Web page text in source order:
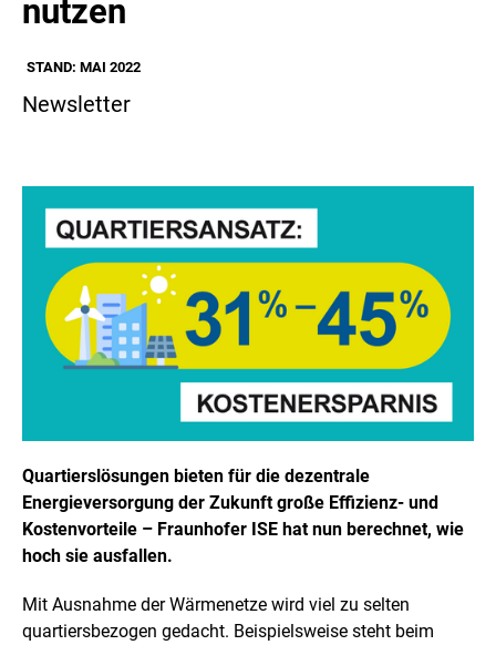
nutzen
STAND: MAI 2022
Newsletter
Quartierslösungen bieten für die dezentrale
Energieversorgung der Zukunft große Effizienz- und
Kostenvorteile – Fraunhofer ISE hat nun berechnet, wie
hoch sie ausfallen.
Mit Ausnahme der Wärmenetze ­wird viel zu selten
quartiersbezogen gedacht. Beispielsweise steht beim